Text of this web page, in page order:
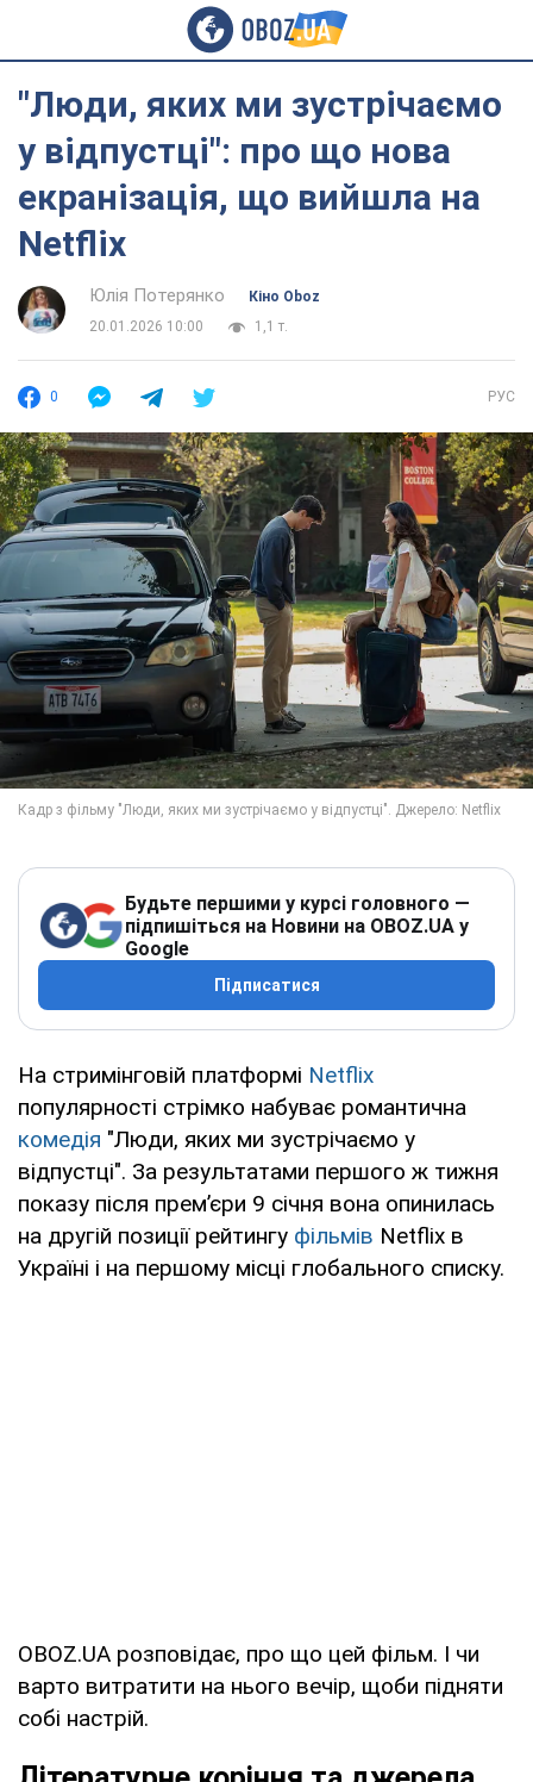
"Люди, яких ми зустрічаємо
у відпустці": про що нова
екранізація, що вийшла на
Netflix
Юлія Потерянко
Кіно Oboz
20.01.2026 10:00
1,1 т.
0 РУС
Будьте першими у курсі головного —
підпишіться на Новини на OBOZ.UA у
Google
Підписатися
На стримінговій платформі Netflix
популярності стрімко набуває романтична
комедія "Люди, яких ми зустрічаємо у
відпустці". За результатами першого ж тижня
показу після прем’єри 9 січня вона опинилась
на другій позиції рейтингу фільмів Netflix в
Україні і на першому місці глобального списку.
OBOZ.UA розповідає, про що цей фільм. І чи
варто витратити на нього вечір, щоби підняти
собі настрій.